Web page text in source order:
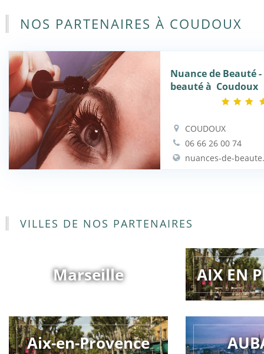
NOS PARTENAIRES À COUDOUX
Nuance de Beauté
beauté à Coudoux
COUDOUX
06 66 26 00 74
nuances-de-
VILLES DE NOS PARTENAIRES
Marseille AIX EN
Aix-en-Provence